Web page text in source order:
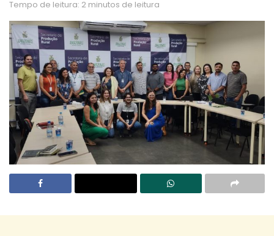
Tempo de leitura: 2 minutos de leitura